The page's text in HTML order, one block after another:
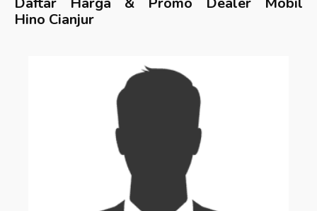
Hino Cianjur